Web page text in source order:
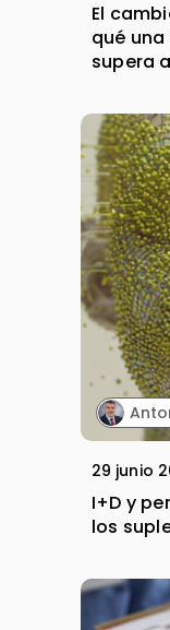
El
qué
supera
29 junio
I+D y
los